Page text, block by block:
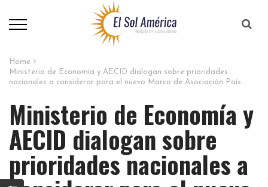
Home
Ministerio de Economía y AECID dialogan sobre prioridades
nacionales a considerar para el nuevo Marco de Asociación País
Ministerio de Economía y
AECID dialogan sobre
prioridades nacionales a